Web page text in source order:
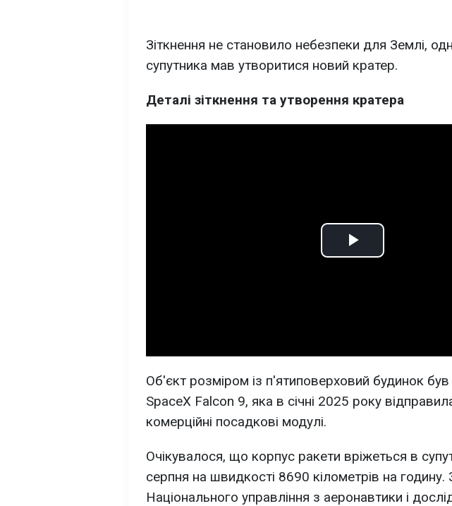
Зіткнення не становило небезпеки для Землі,
супутника мав утворитися новий кратер.
Деталі зіткнення та утворення кратера
Play
Об'єкт розміром із п'ятиповерховий будинок
SpaceX Falcon 9, яка в січні 2025 року
комерційні посадкові модулі.
Очікувалося, що корпус ракети вріжеться в
серпня на швидкості 8690 кілометрів на
Національного управління з аеронавтики і